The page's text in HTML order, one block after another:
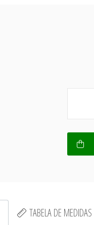
TABELA DE MEDIDAS